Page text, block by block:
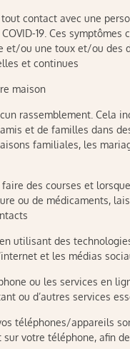
contact avec une
19. Ces symptômes
et/ou une toux et/ou des
et continues
maison
rassemblement. Cela
et de familles dans
familiales, les
des courses et
ou de médicaments,
utilisant des
et les médias
ou les services en
ou d’autres services
téléphones/appareils
sur votre téléphone, afin